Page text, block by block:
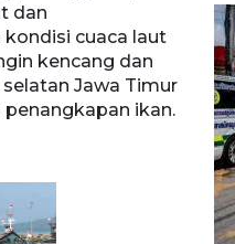
dan
cuaca laut
kencang dan
Jawa Timur
ikan.
dan
laut
dan